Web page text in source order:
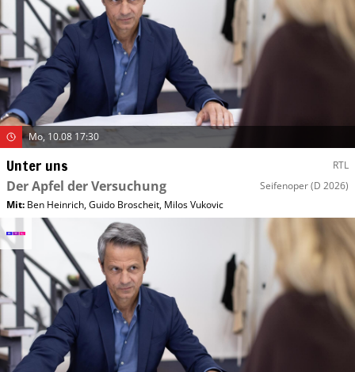
Mo, 10.08 17:30
Unter uns RTL
Der Apfel der Versuchung Seifenoper(D 2026)
Mit: Ben Heinrich,Guido Broscheit, Milos Vukovic